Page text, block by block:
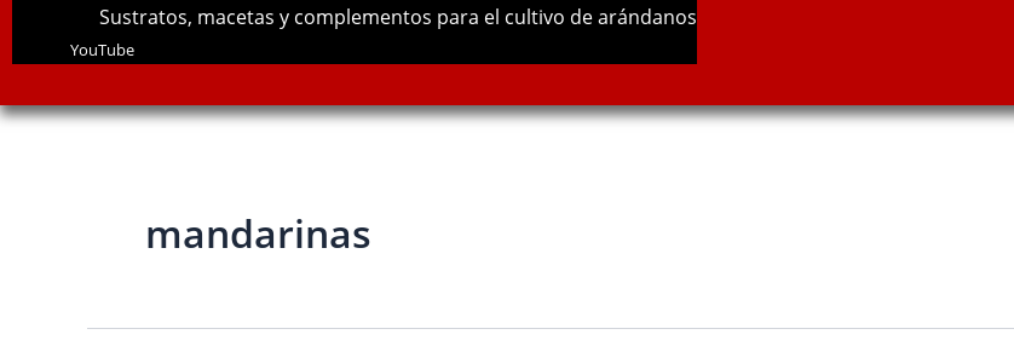
Sustratos, macetas y complementos para el cultivo de arándanos
YouTube
mandarinas